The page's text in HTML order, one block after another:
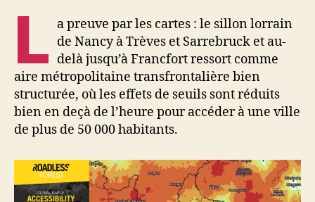
L a preuve par les cartes : le sillon lorrain
de Nancy à Trèves et Sarrebruck et au-
delà jusqu’à Francfort ressort comme
aire métropolitaine transfrontalière bien
structurée, où les effets de seuils sont réduits
bien en deçà de l’heure pour accéder à une ville
de plus de 50 000 habitants.